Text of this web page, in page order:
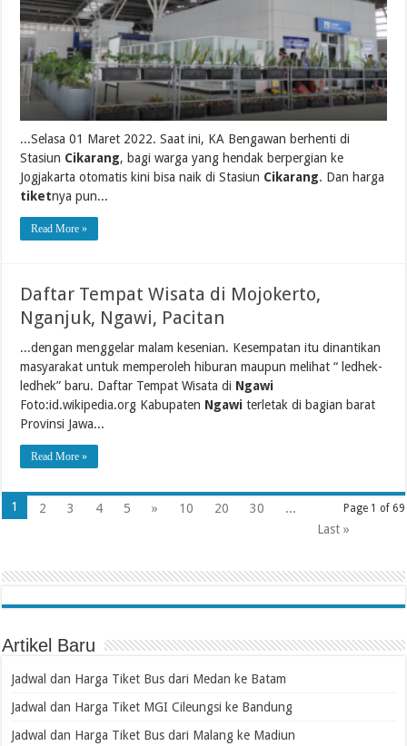
...Selasa 01 Maret 2022. Saat ini, KA Bengawan berhenti di
Stasiun Cikarang, bagi warga yang hendak berpergian ke
Jogjakarta otomatis kini bisa naik di Stasiun Cikarang. Dan harga
tiketnya pun...
Read More »
Daftar Tempat Wisata di Mojokerto,
Nganjuk, Ngawi, Pacitan
...dengan menggelar malam kesenian. Kesempatan itu dinantikan
masyarakat untuk memperoleh hiburan maupun melihat “ ledhek-
ledhek” baru. Daftar Tempat Wisata di Ngawi
Foto:id.wikipedia.org Kabupaten Ngawi terletak di bagian barat
Provinsi Jawa...
Read More »
Page 1 of 69
1 2 3 4 5 » 10 20 30
...
Last »
Artikel Baru
Jadwal dan Harga Tiket Bus dari Medan ke Batam
Jadwal dan Harga Tiket MGI Cileungsi ke Bandung
Jadwal dan Harga Tiket Bus dari Malang ke Madiun